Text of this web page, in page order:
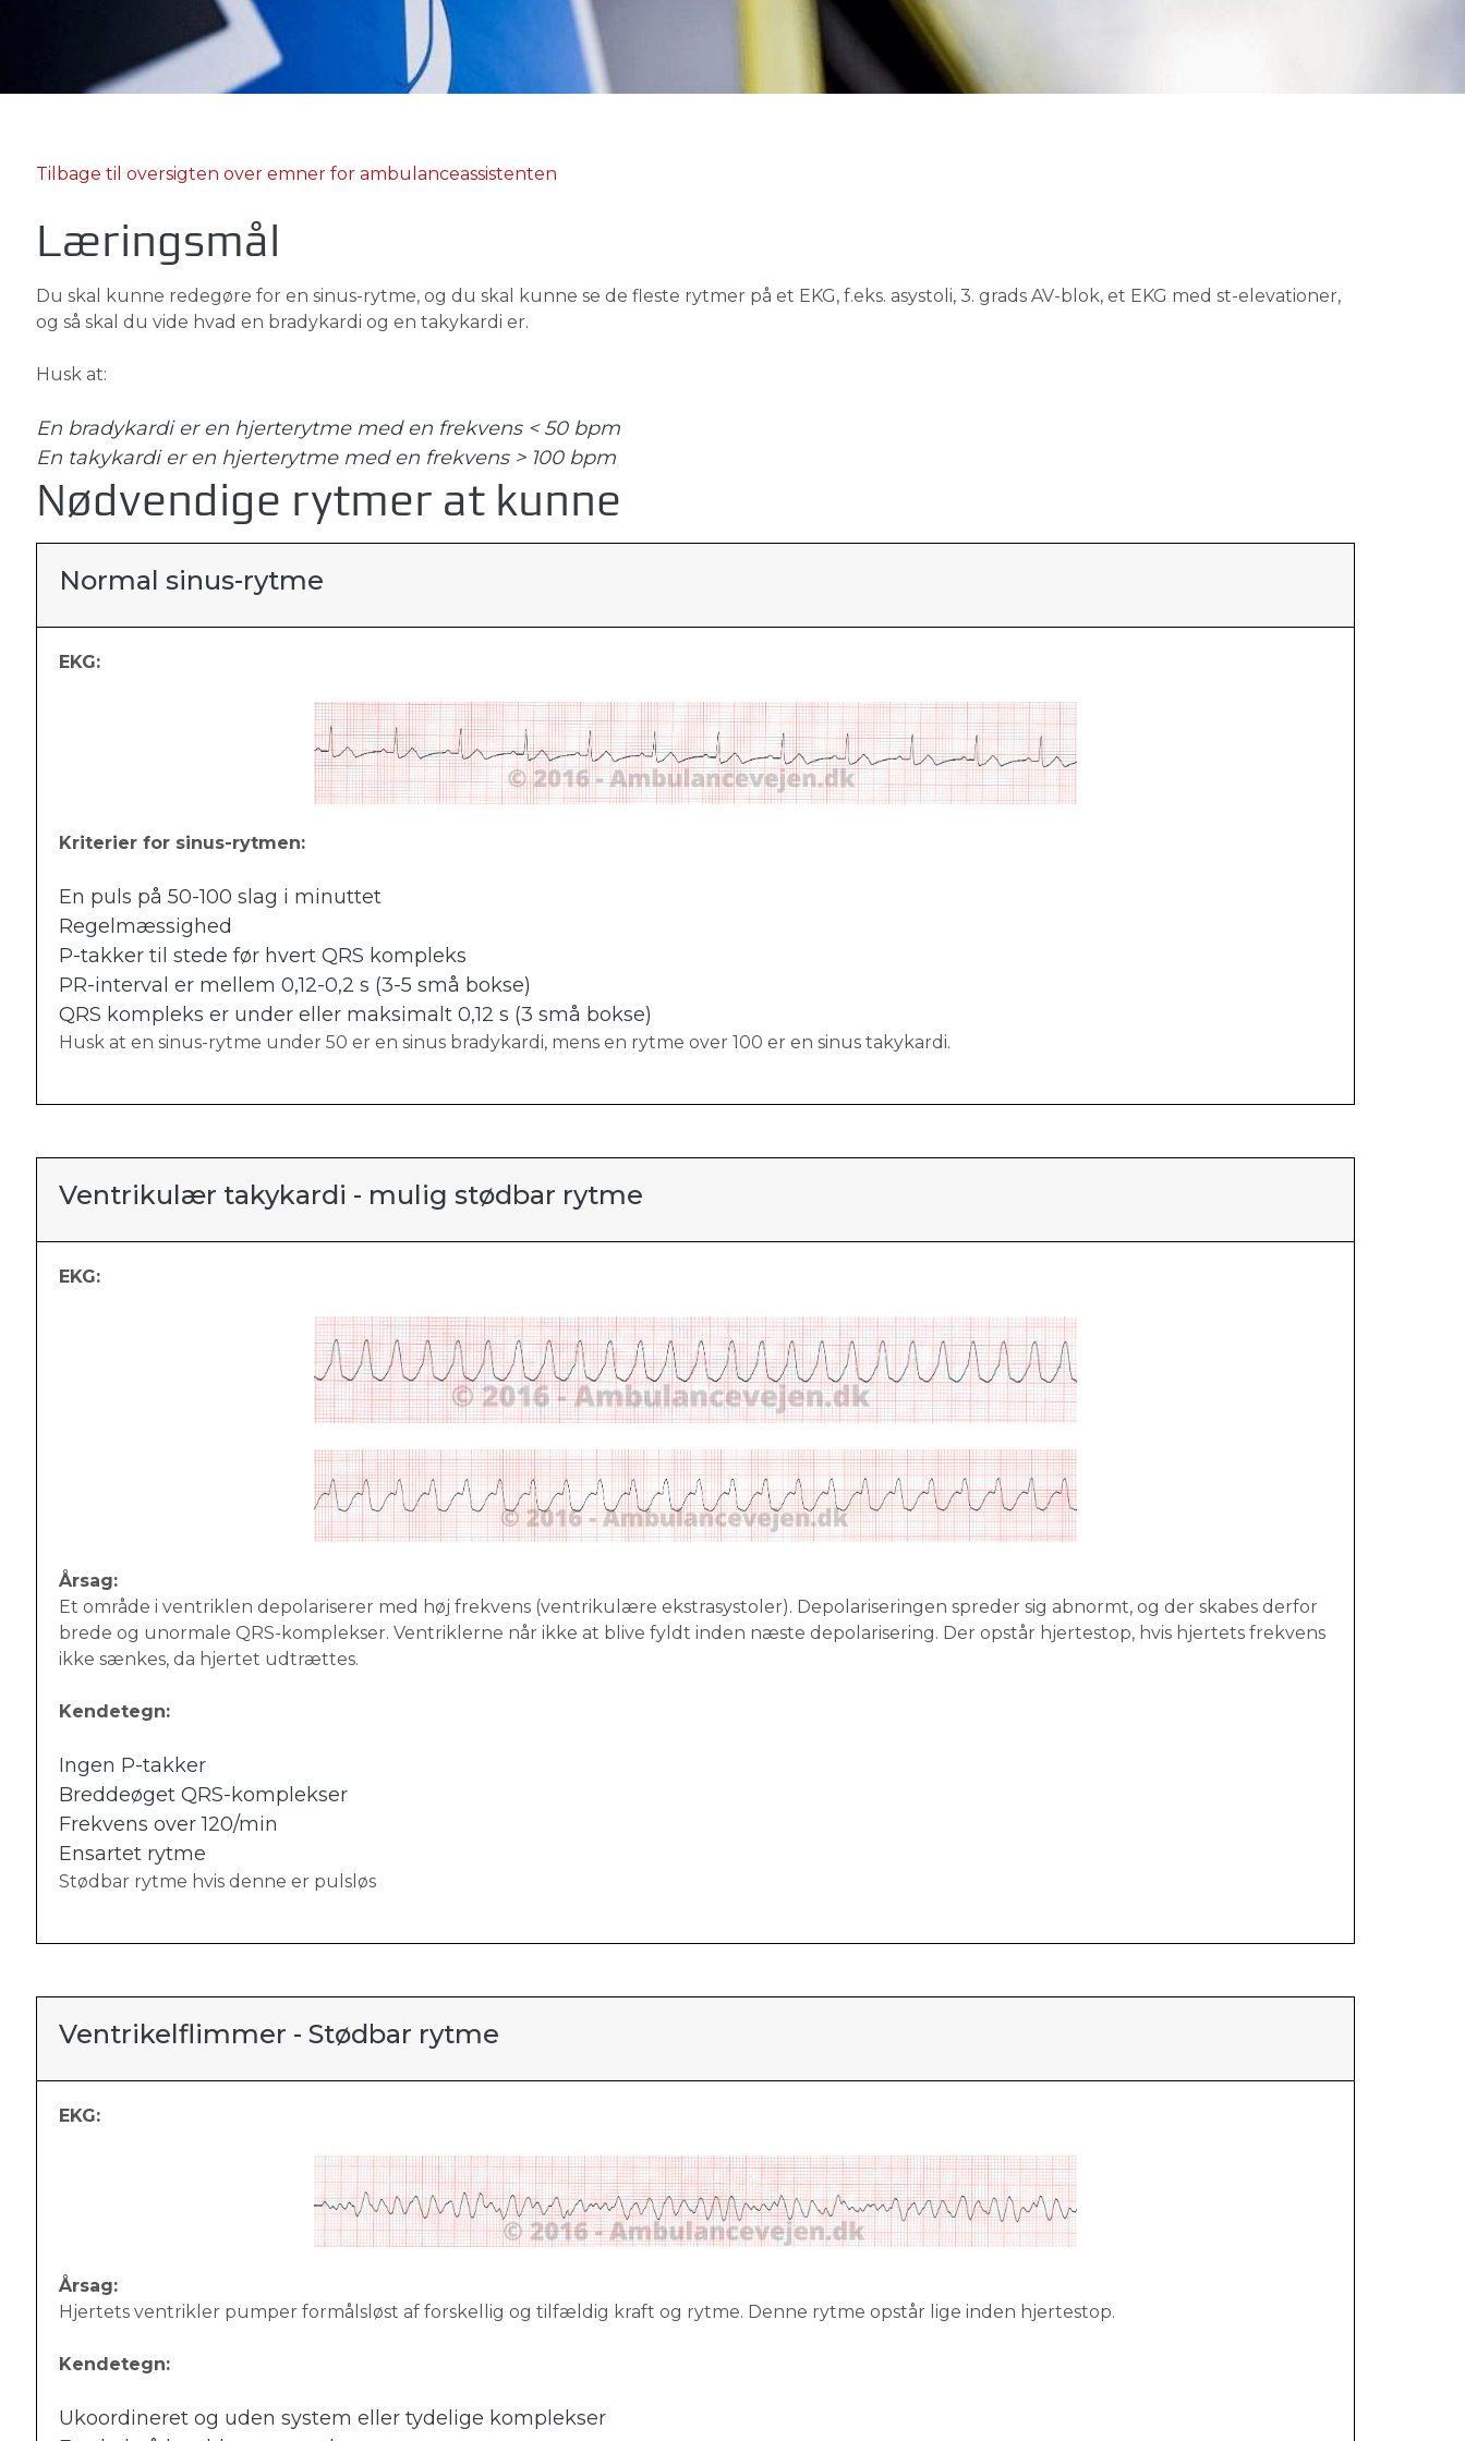
Tilbage til oversigten over emner for ambulanceassistenten
Læringsmål
Du skal kunne redegøre for en sinus-rytme, og du skal kunne se de fleste rytmer på et EKG, f.eks. asystoli, 3. grads AV-blok, et EKG med st-elevationer,
og så skal du vide hvad en bradykardi og en takykardi er.
Husk at:
En bradykardi er en hjerterytme med en frekvens < 50 bpm
En takykardi er en hjerterytme med en frekvens > 100 bpm
Nødvendige rytmer at kunne
Normal sinus-rytme
EKG:
Kriterier for sinus-rytmen:
En puls på 50-100 slag i minuttet
Regelmæssighed
P-takker til stede før hvert QRS kompleks
PR-interval er mellem 0,12-0,2 s (3-5 små bokse)
QRS kompleks er under eller maksimalt 0,12 s (3 små bokse)
Husk at en sinus-rytme under 50 er en sinus bradykardi, mens en rytme over 100 er en sinus takykardi.
Ventrikulær takykardi - mulig stødbar rytme
EKG:
Årsag:
Et område i ventriklen depolariserer med høj frekvens (ventrikulære ekstrasystoler). Depolariseringen spreder sig abnormt, og der skabes derfor
brede og unormale QRS-komplekser. Ventriklerne når ikke at blive fyldt inden næste depolarisering. Der opstår hjertestop, hvis hjertets frekvens
ikke sænkes, da hjertet udtrættes.
Kendetegn:
Ingen P-takker
Breddeøget QRS-komplekser
Frekvens over 120/min
Ensartet rytme
Stødbar rytme hvis denne er pulsløs
Ventrikelflimmer - Stødbar rytme
EKG:
Årsag:
Hjertets ventrikler pumper formålsløst af forskellig og tilfældig kraft og rytme. Denne rytme opstår lige inden hjertestop.
Kendetegn:
Ukoordineret og uden system eller tydelige komplekser